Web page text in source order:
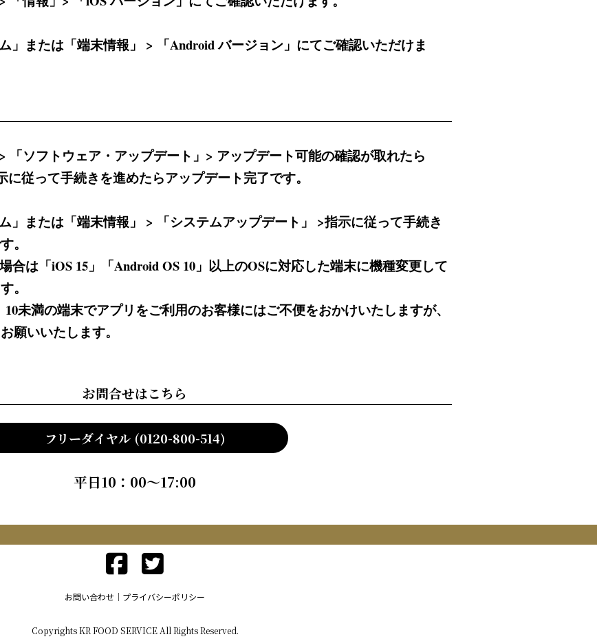
」または「端末情報」 > 「Android バージョン」にてご確認いただけま
「ソフトウェア・アップデート」> アップデート可能の確認が取れたら
に従って手続きを進めたらアップデート完了です。
」または「端末情報」 > 「システムアップデート」 >指示に従って手続き
。
合は「iOS 15」「Android OS 10」以上のOSに対応した端末に機種変更して
。
満の端末でアプリをご利用のお客様にはご不便をおかけいたしますが、
願いいたします。
お問合せはこちら
フリーダイヤル (0120-800-514)
平日10：00～17:00
お問い合わせ プライバシーポリシー
Copyrights KR FOOD SERVICE All Rights Reserved.